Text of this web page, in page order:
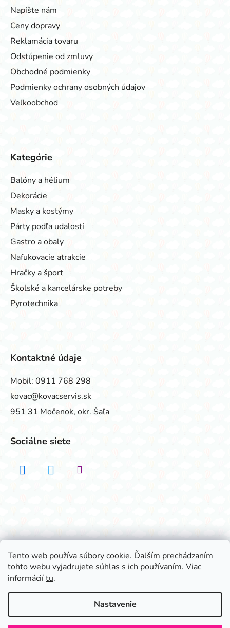
Tento web používa súbory cookie. Ďalším prechádzaním
tohto webu vyjadrujete súhlas s ich používaním. Viac
informáciítu.
Nastavenie
Napíšte nám
Ceny dopravy
Reklamácia tovaru
Odstúpenie od zmluvy
Obchodné podmienky
Podmienky ochrany osobných údajov
Veľkoobchod
Kategórie
Balóny a hélium
Dekorácie
Masky a kostýmy
Párty podľa udalostí
Gastro a obaly
Nafukovacie atrakcie
Hračky a šport
Školské a kancelárske potreby
Pyrotechnika
Kontaktné údaje
Mobil: 0911 768 298
kovac@kovacservis.sk
951 31 Močenok, okr. Šaľa
Sociálne siete
vyhradené.